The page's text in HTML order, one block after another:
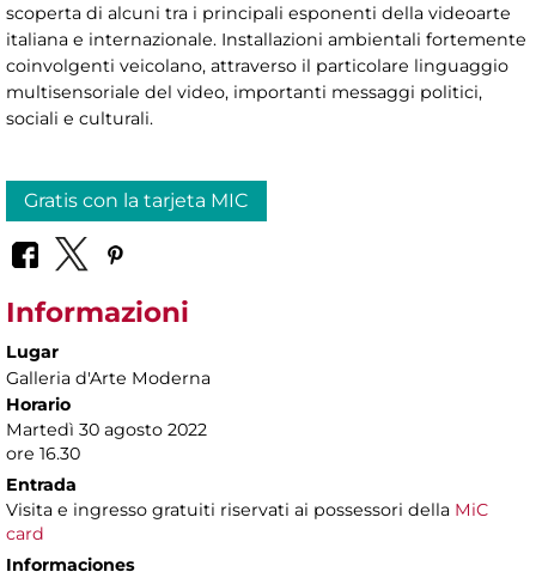
scoperta di alcuni tra i principali esponenti della videoarte
italiana e internazionale. Installazioni ambientali fortemente
coinvolgenti veicolano, attraverso il particolare linguaggio
multisensoriale del video, importanti messaggi politici,
sociali e culturali.
Gratis con la tarjeta MIC
Informazioni
Lugar
Galleria d'Arte Moderna
Horario
Martedì 30 agosto 2022
ore 16.30
Entrada
Visita e ingresso gratuiti riservati ai possessori della MiC
card
Informaciones